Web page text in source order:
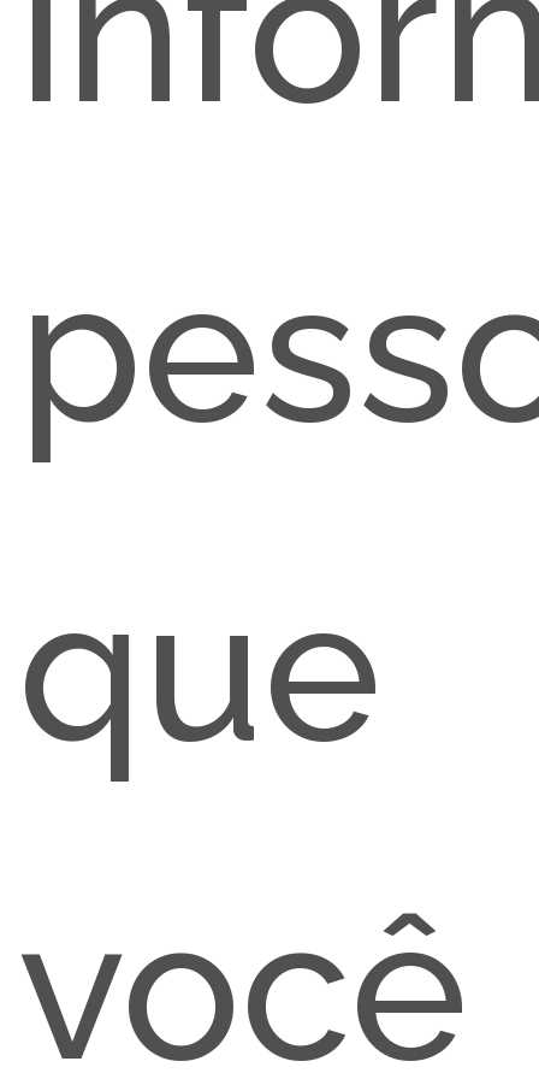
que
você